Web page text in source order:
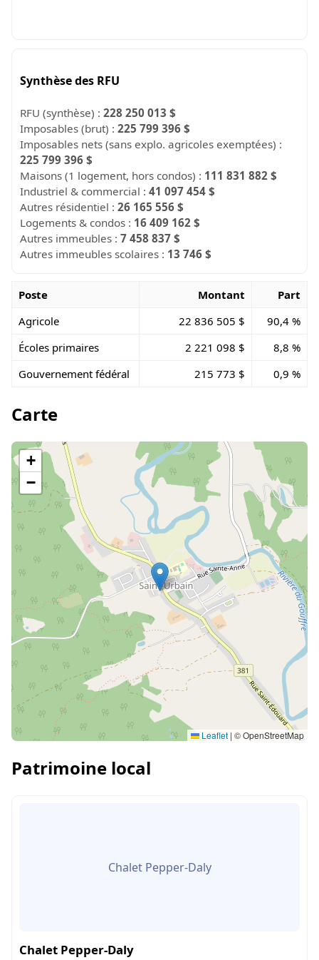
Synthèse des RFU
RFU (synthèse) :228 250 013 $
Imposables (brut) :225 799 396 $
Imposables nets (sans explo. agricoles exemptées) :
225 799 396 $
Maisons (1 logement, hors condos) : 111 831 882 $
Industriel & commercial :41 097 454 $
Autres résidentiel :26 165 556 $
Logements & condos : 16 409 162 $
Autres immeubles :7 458 837 $
Autres immeubles scolaires : 13 746 $
Poste Montant
Part
Agricole
22 836 505 $
90,4 %
Écoles primaires
2 221 098 $
8,8 %
Gouvernement fédéral
215 773 $ 0,9 %
Carte
+
−
Leaflet | © OpenStreetMap
Patrimoine local
Chalet Pepper-Daly
Chalet Pepper-Daly